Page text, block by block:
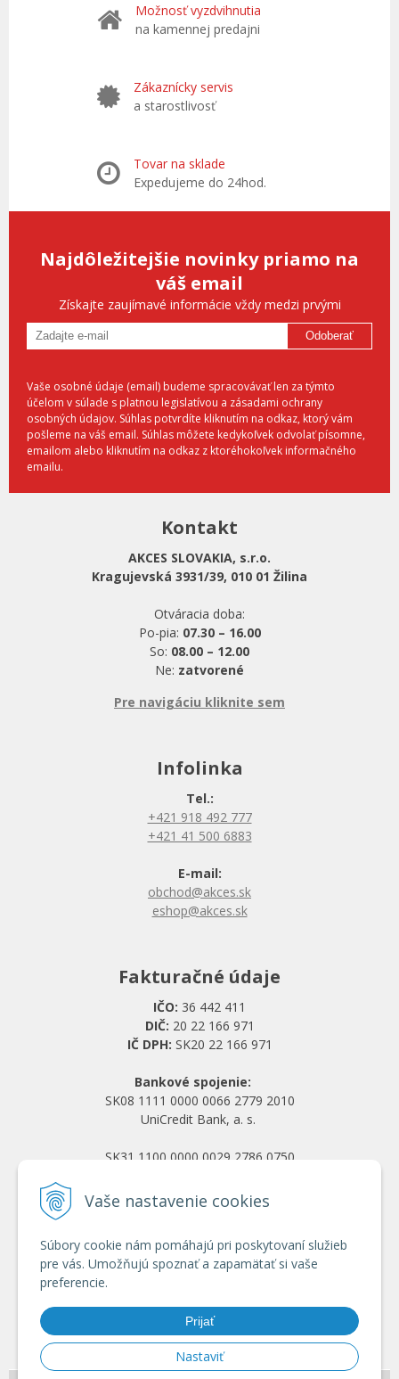
Vaše nastavenie cookies
Súbory cookie nám pomáhajú pri poskytovaní služieb
pre vás. Umožňujú spoznať a zapamätať si vaše
preferencie.
Prijať
Nastaviť
Možnosť vyzdvihnutia
na kamennej predajni
Zákaznícky servis
a starostlivosť
Tovar na sklade
Expedujeme do 24hod.
Najdôležitejšie novinky priamo na
váš email
Získajte zaujímavé informácie vždy medzi prvými
Odoberať
Vaše osobné údaje (email) budeme spracovávať len za týmto
účelom v súlade s platnou legislatívou a zásadami ochrany
osobných údajov. Súhlas potvrdíte kliknutím na odkaz, ktorý vám
pošleme na váš email. Súhlas môžete kedykoľvek odvolať písomne,
emailom alebo kliknutím na odkaz z ktoréhokoľvek informačného
emailu.
Kontakt
AKCES SLOVAKIA, s.r.o.
Kragujevská 3931/39, 010 01 Žilina
Otváracia doba:
Po-pia: 07.30 – 16.00
So: 08.00 – 12.00
Ne: zatvorené
Pre navigáciu kliknite sem
Infolinka
Tel.:
+421 918 492 777
+421 41 500 6883
E-mail:
obchod@akces.sk
eshop@akces.sk
Fakturačné údaje
IČO: 36 442 411
DIČ: 20 22 166 971
IČ DPH: SK20 22 166 971
Bankové spojenie:
SK08 1111 0000 0066 2779 2010
UniCredit Bank, a. s.
SK31 1100 0000 0029 2786 0750
Obchodné podmienky
Ochrana osobných údajov
Doprava a platba
Registrácia veľkoobchod